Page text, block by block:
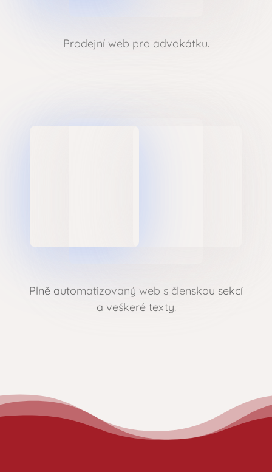
Prodejní web pro advokátku.
Plně automatizovaný web s členskou sekcí
a veškeré texty.